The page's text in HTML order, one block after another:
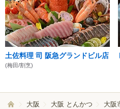
土佐料理 司 阪急グランドビル店
(梅田/割烹)
大阪 大阪 とんかつ 大阪